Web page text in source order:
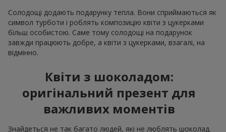
Солодощі додають подарунку тепла. Вони сприймаються як
символ турботи і роблять композицію квіти з цукерками
більш особистою. Саме тому солодощі на подарунок
завжди працюють добре, а квіти з цукерками, взагалі, на
відмінно.
Квіти з шоколадом:
оригінальний презент для
важливих моментів
Знайдеться не так багато людей, які не люблять шоколад.